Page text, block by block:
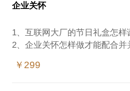
企业关怀
1、互联网大厂的节日礼盒怎样
2、企业关怀怎样做才能配合
￥299